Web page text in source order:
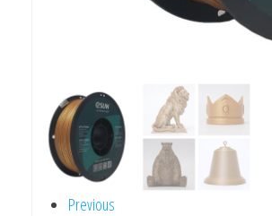
Previous